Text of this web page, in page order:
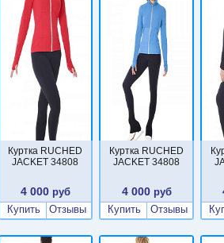
Куртка RUCHED
JACKET 34808
4 000 руб
Купить
Отзывы
Куртка RUCHED
JACKET 34808
4 000руб
Купить
Отзывы